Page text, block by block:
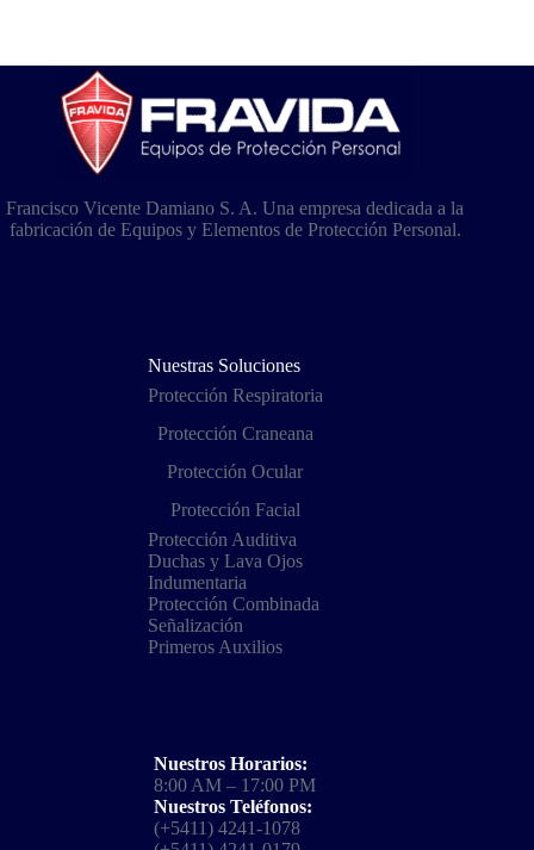
Francisco Vicente Damiano S. A. Una empresa dedicada a la
fabricación de Equipos y Elementos de Protección Personal.
Nuestras Soluciones
Protección Respiratoria
Protección Craneana
Protección Ocular
Protección Facial
Protección Auditiva
Duchas y Lava Ojos
Indumentaria
Protección Combinada
Señalización
Primeros Auxilios
Nuestros Horarios:
8:00 AM – 17:00 PM
Nuestros Teléfonos:
(+5411) 4241-1078